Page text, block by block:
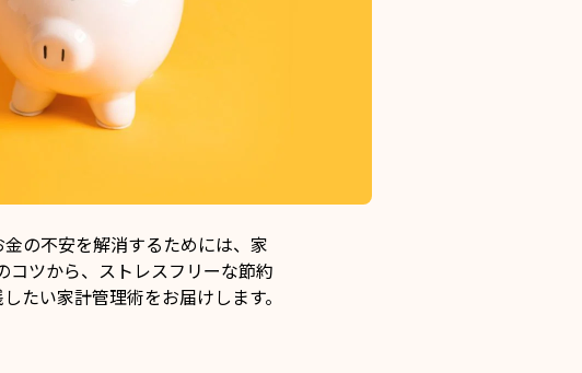
の不安を解消するためには、家
ツから、ストレスフリーな節約
たい家計管理術をお届けします。